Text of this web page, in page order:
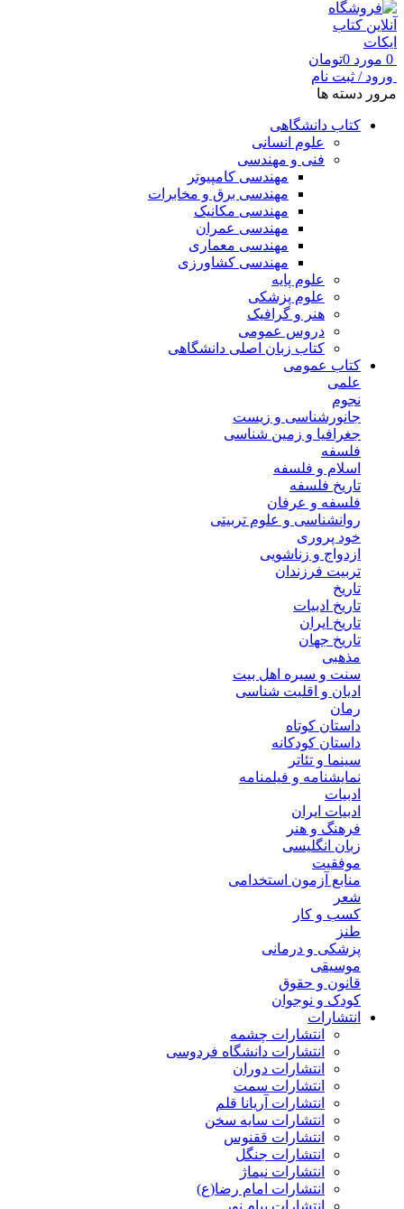
0 مورد 0تومان
ورود / ثبت نام
مرور دسته ها
کتاب دانشگاهی
علوم انسانی
فنی و مهندسی
مهندسی کامپیوتر
مهندسی برق و مخابرات
مهندسی مکانیک
مهندسی عمران
مهندسی معماری
مهندسی کشاورزی
علوم پایه
علوم پزشکی
هنر و گرافیک
دروس عمومی
کتاب زبان اصلی دانشگاهی
کتاب عمومی
علمی
نجوم
جانورشناسی و زیست
جغرافیا و زمین شناسی
فلسفه
اسلام و فلسفه
تاریخ فلسفه
فلسفه و عرفان
روانشناسی و علوم تربیتی
خود پروری
ازدواج و زناشویی
تربیت فرزندان
تاریخ
تاریخ ادبیات
تاریخ ایران
تاریخ جهان
مذهبی
سنت و سیره اهل بیت
ادیان و اقلیت شناسی
رمان
داستان کوتاه
داستان کودکانه
سینما و تئاتر
نمایشنامه و فیلمنامه
ادبیات
ادبیات ایران
فرهنگ و هنر
زبان انگلیسی
موفقیت
منابع آزمون استخدامی
شعر
کسب و کار
طنز
پزشکی و درمانی
موسیقی
قانون و حقوق
کودک و نوجوان
انتشارات
انتشارات چشمه
انتشارات دانشگاه فردوسی
انتشارات دوران
انتشارات سمت
انتشارات آریانا قلم
انتشارات سایه سخن
انتشارات ققنوس
انتشارات جنگل
انتشارات نیماژ
انتشارات امام رضا(ع)
انتشارات پیام نور